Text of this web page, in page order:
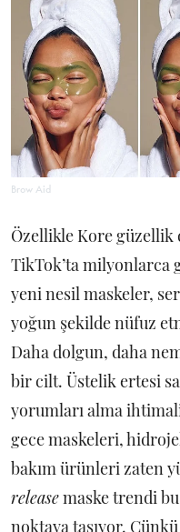
Brow Aid
Özellikle Kore güzellik
TikTok’ta milyonlarca
yeni nesil maskeler,
yoğun şekilde nüfuz
Daha dolgun, daha
bir cilt. Üstelik ertesi
yorumları alma
gece maskeleri,
bakım ürünleri zaten
releasemaske trendi
noktaya taşıyor. Çünkü